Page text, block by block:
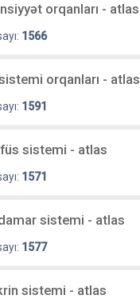
orqanları - atlas
1566
orqanları - atlas
1591
sistemi - atlas
1571
sistemi - atlas
1577
sistemi - atlas